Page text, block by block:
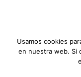
Usamos cookies
en nuestra web. Si